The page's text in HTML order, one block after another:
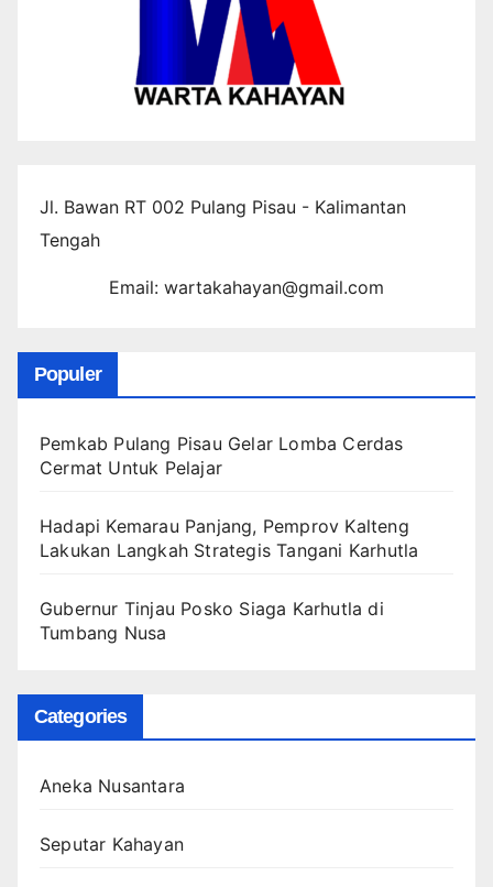
Jl. Bawan RT 002 Pulang Pisau - Kalimantan
Tengah
Email: wartakahayan@gmail.com
Populer
Pemkab Pulang Pisau Gelar Lomba Cerdas
Cermat Untuk Pelajar
Hadapi Kemarau Panjang, Pemprov Kalteng
Lakukan Langkah Strategis Tangani Karhutla
Gubernur Tinjau Posko Siaga Karhutla di
Tumbang Nusa
Categories
Aneka Nusantara
Seputar Kahayan